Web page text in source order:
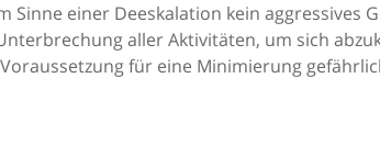
Sinne einer Deeskalation kein
aller Aktivitäten, um sich
für eine Minimierung